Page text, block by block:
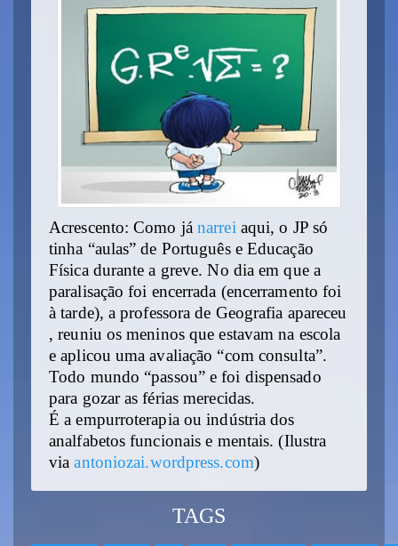
Acrescento: Como jánarrei aqui, o JP só
tinha “aulas” de Português e Educação
Física durante a greve. No dia em que a
paralisação foi encerrada (encerramento foi
à tarde), a professora de Geografia apareceu
, reuniu os meninos que estavam na escola
e aplicou uma avaliação “com consulta”.
Todo mundo “passou” e foi dispensado
para gozar as férias merecidas.
É a empurroterapia ou indústria dos
analfabetos funcionais e mentais. (Ilustra
viaantoniozai.wordpress.com)
TAGS